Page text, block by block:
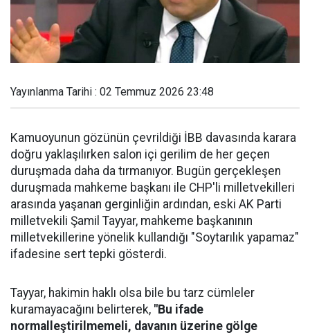
Yayınlanma Tarihi : 02 Temmuz 2026 23:48
Kamuoyunun gözünün çevrildiği İBB davasında karara
doğru yaklaşılırken salon içi gerilim de her geçen
duruşmada daha da tırmanıyor. Bugün gerçekleşen
duruşmada mahkeme başkanı ile CHP'li milletvekilleri
arasında yaşanan gerginliğin ardından, eski AK Parti
milletvekili Şamil Tayyar, mahkeme başkanının
milletvekillerine yönelik kullandığı "Soytarılık yapamaz"
ifadesine sert tepki gösterdi.
Tayyar, hakimin haklı olsa bile bu tarz cümleler
kuramayacağını belirterek, "Bu ifade
normalleştirilmemeli, davanın üzerine gölge